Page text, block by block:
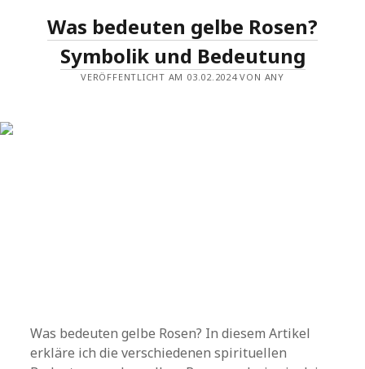
Was bedeuten gelbe Rosen?
Symbolik und Bedeutung
VERÖFFENTLICHT AM 03.02.2024 VON ANY
Was bedeuten gelbe Rosen? In diesem Artikel
erkläre ich die verschiedenen spirituellen